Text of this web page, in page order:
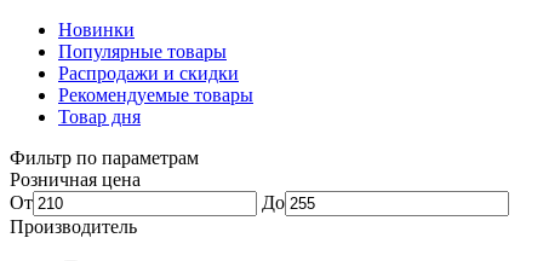
Новинки
Популярные товары
Распродажи и скидки
Рекомендуемые товары
Товар дня
Фильтр по параметрам
Розничная цена
От
До
Производитель